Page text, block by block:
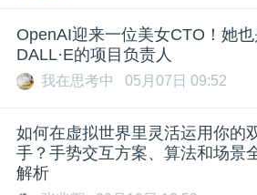
OpenAI迎来一位美女CTO！她也
DALL·E的项目负责人
我在思考中 05月07日 09:52
如何在虚拟世界里灵活运用你的
手？手势交互方案、算法和场景
解析